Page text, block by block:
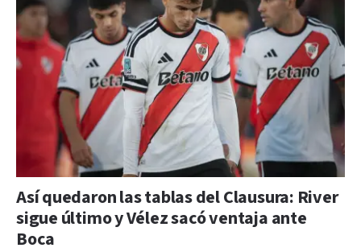
Así quedaron las tablas del Clausura: River
sigue último y Vélez sacó ventaja ante
Boca